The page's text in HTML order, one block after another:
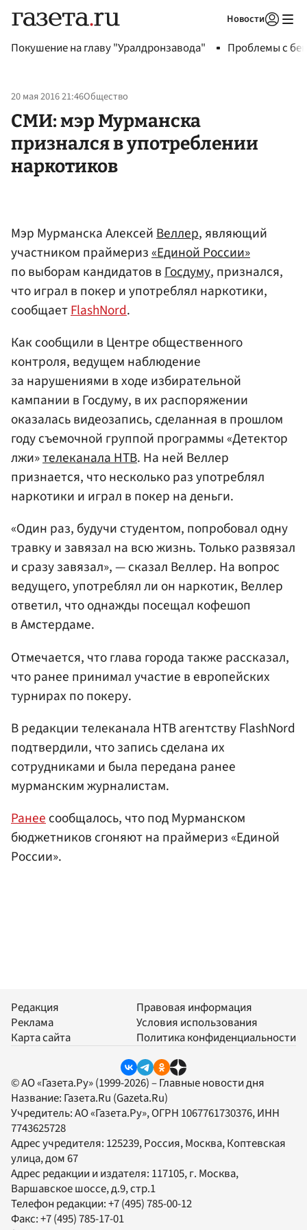
Новости
Покушение на главу "Уралдронзавода" Проблемы с
20 мая 2016 21:46Общество
СМИ: мэр Мурманска
признался в употреблении
наркотиков
Мэр Мурманска АлексейВеллер, являющий
участником праймериз«Единой России»
по выборам кандидатов вГосдуму, признался,
что играл в покер и употреблял наркотики,
сообщаетFlashNord.
Как сообщили в Центре общественного
контроля, ведущем наблюдение
за нарушениями в ходе избирательной
кампании в Госдуму, в их распоряжении
оказалась видеозапись, сделанная в прошлом
году съемочной группой программы «Детектор
лжи»телеканала НТВ. На ней Веллер
признается, что несколько раз употреблял
наркотики и играл в покер на деньги.
«Один раз, будучи студентом, попробовал одну
травку и завязал на всю жизнь. Только развязал
и сразу завязал», — сказал Веллер. На вопрос
ведущего, употреблял ли он наркотик, Веллер
ответил, что однажды посещал кофешоп
в Амстердаме.
Отмечается, что глава города также рассказал,
что ранее принимал участие в европейских
турнирах по покеру.
В редакции телеканала НТВ агентству FlashNord
подтвердили, что запись сделана их
сотрудниками и была передана ранее
мурманским журналистам.
Ранеесообщалось, что под Мурманском
бюджетников сгоняют на праймериз «Единой
России».
Редакция
Реклама
Карта сайта
Правовая информация
Условия использования
Политика конфиденциальности
© АО «Газета.Ру» (1999-2026) – Главные новости дня
Название: Газета.Ru (Gazeta.Ru)
Учредитель:АО «Газета.Ру», ОГРН 1067761730376, ИНН
7743625728
Адрес учредителя: 125239, Россия, Москва, Коптевская
улица, дом 67
Адрес редакции и издателя: 117105, г. Москва,
Варшавское шоссе, д.9, стр.1
Телефон редакции:+7 (495) 785-00-12
Факс:+7 (495) 785-17-01